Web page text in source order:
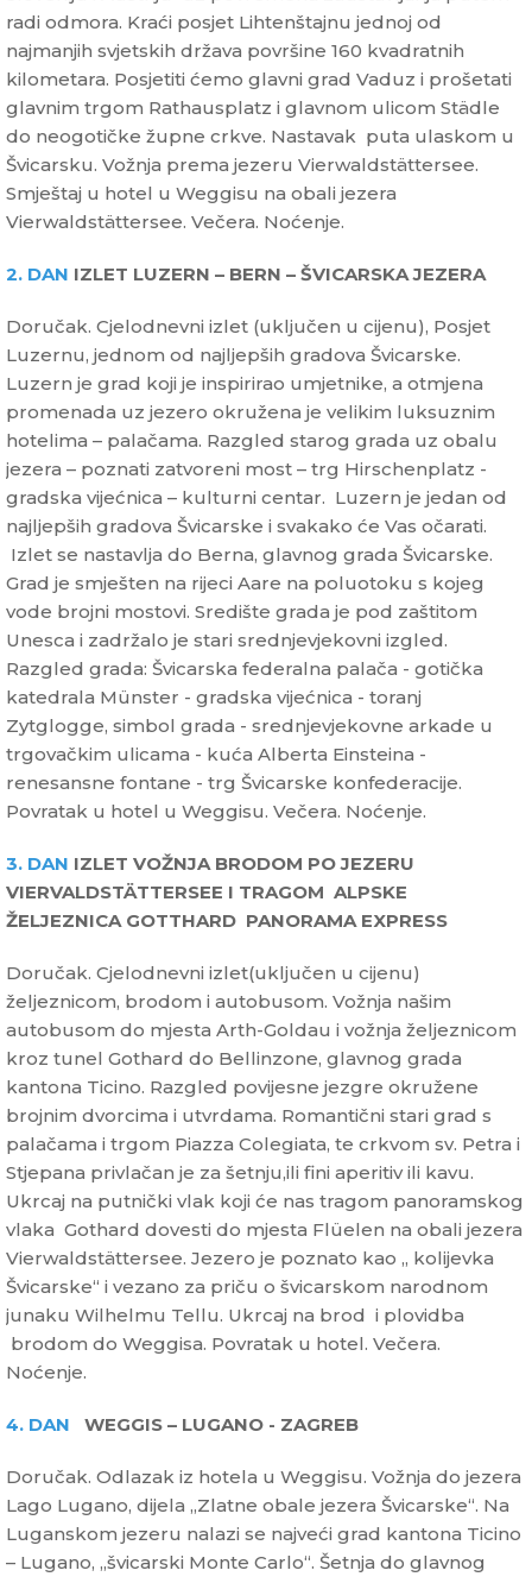
radi odmora. Kraći posjet Lihtenštajnu jednoj od
najmanjih svjetskih država površine 160 kvadratnih
kilometara. Posjetiti ćemo glavni grad Vaduz i prošetati
glavnim trgom Rathausplatz i glavnom ulicom Städle
do neogotičke župne crkve. Nastavak puta ulaskom u
Švicarsku. Vožnja prema jezeru Vierwaldstättersee.
Smještaj u hotel u Weggisu na obali jezera
Vierwaldstättersee. Večera. Noćenje.
2. DAN IZLET LUZERN – BERN – ŠVICARSKA JEZERA
Doručak. Cjelodnevni izlet (uključen u cijenu), Posjet
Luzernu, jednom od najljepših gradova Švicarske.
Luzern je grad koji je inspirirao umjetnike, a otmjena
promenada uz jezero okružena je velikim luksuznim
hotelima – palačama. Razgled starog grada uz obalu
jezera – poznati zatvoreni most – trg Hirschenplatz -
gradska vijećnica – kulturni centar. Luzern je jedan od
najljepših gradova Švicarske i svakako će Vas očarati.
Izlet se nastavlja do Berna, glavnog grada Švicarske.
Grad je smješten na rijeci Aare na poluotoku s kojeg
vode brojni mostovi. Središte grada je pod zaštitom
Unesca i zadržalo je stari srednjevjekovni izgled.
Razgled grada: Švicarska federalna palača - gotička
katedrala Münster - gradska vijećnica - toranj
Zytglogge, simbol grada - srednjevjekovne arkade u
trgovačkim ulicama - kuća Alberta Einsteina -
renesansne fontane - trg Švicarske konfederacije.
Povratak u hotel u Weggisu. Večera. Noćenje.
3. DAN IZLET VOŽNJA BRODOM PO JEZERU
VIERVALDSTÄTTERSEE I TRAGOM ALPSKE
ŽELJEZNICA GOTTHARD PANORAMA EXPRESS
Doručak. Cjelodnevni izlet(uključen u cijenu)
željeznicom, brodom i autobusom. Vožnja našim
autobusom do mjesta Arth-Goldau i vožnja željeznicom
kroz tunel Gothard do Bellinzone, glavnog grada
kantona Ticino. Razgled povijesne jezgre okružene
brojnim dvorcima i utvrdama. Romantični stari grad s
palačama i trgom Piazza Colegiata, te crkvom sv. Petra i
Stjepana privlačan je za šetnju,ili fini aperitiv ili kavu.
Ukrcaj na putnički vlak koji će nas tragom panoramskog
vlaka Gothard dovesti do mjesta Flüelen na obali jezera
Vierwaldstättersee. Jezero je poznato kao „ kolijevka
Švicarske“ i vezano za priču o švicarskom narodnom
junaku Wilhelmu Tellu. Ukrcaj na brod i plovidba
brodom do Weggisa. Povratak u hotel. Večera.
Noćenje.
4. DAN WEGGIS – LUGANO - ZAGREB
Doručak. Odlazak iz hotela u Weggisu. Vožnja do jezera
Lago Lugano, dijela „Zlatne obale jezera Švicarske“. Na
Luganskom jezeru nalazi se najveći grad kantona Ticino
– Lugano, „švicarski Monte Carlo“. Šetnja do glavnog